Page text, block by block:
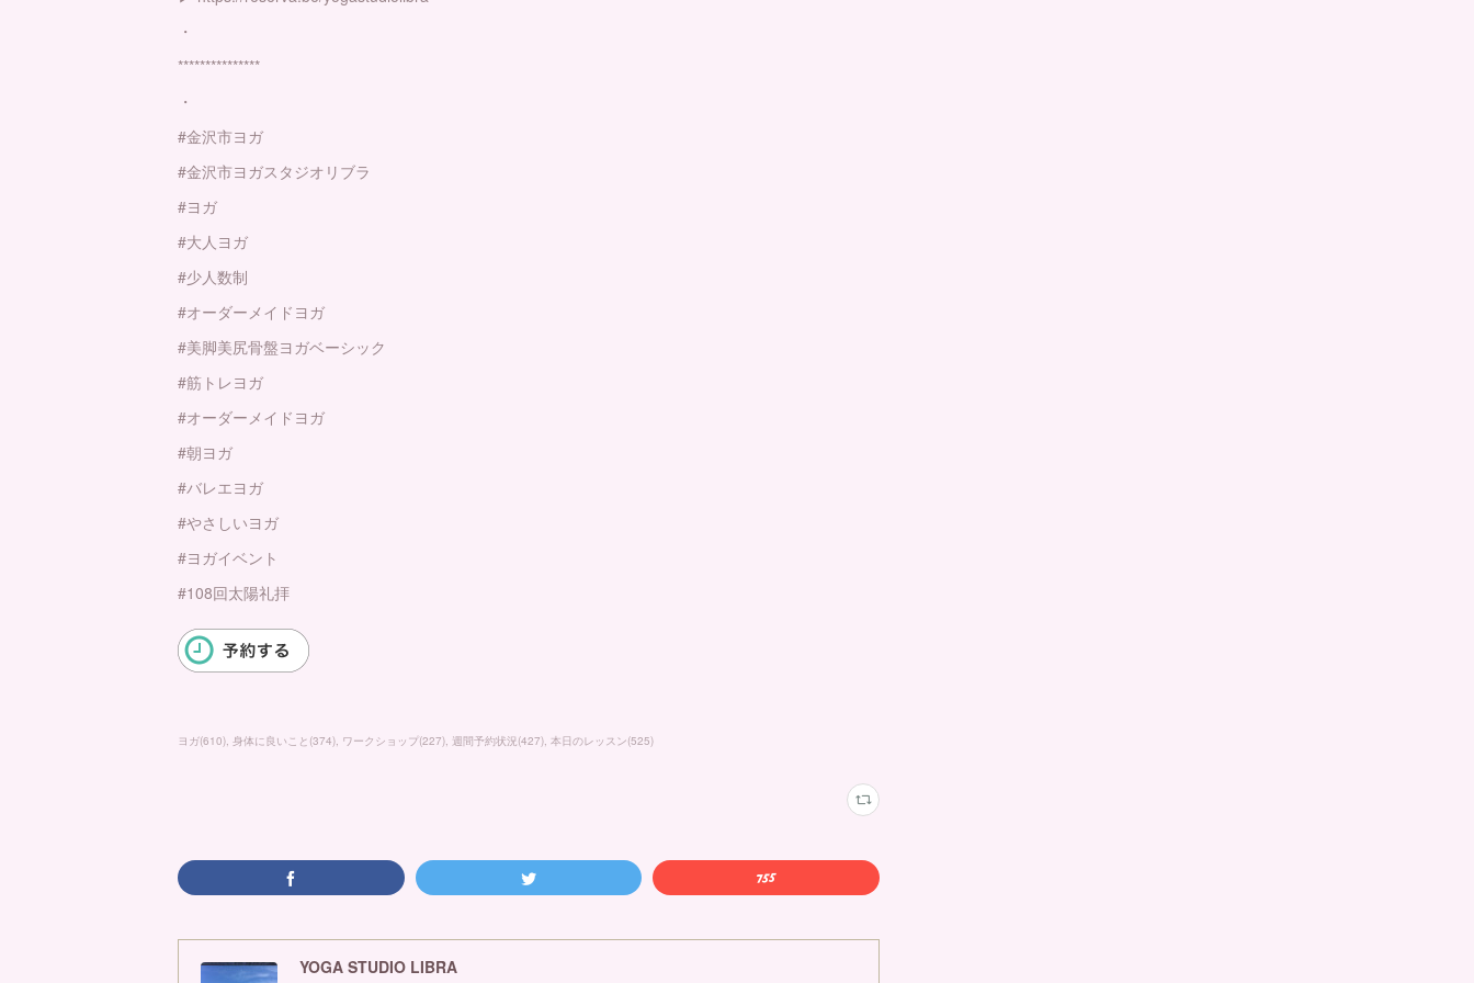
・
***************
・
#金沢市ヨガ
#金沢市ヨガスタジオリブラ
#ヨガ
#大人ヨガ
#少人数制
#オーダーメイドヨガ
#美脚美尻骨盤ヨガベーシック
#筋トレヨガ
#オーダーメイドヨガ
#朝ヨガ
#バレエヨガ
#やさしいヨガ
#ヨガイベント
#108回太陽礼拝
ヨガ(610) 身体に良いこと (374) ワークショップ(227) 週間予約状況 (427) 本日のレッスン(525)
YOGA STUDIO LIBRA